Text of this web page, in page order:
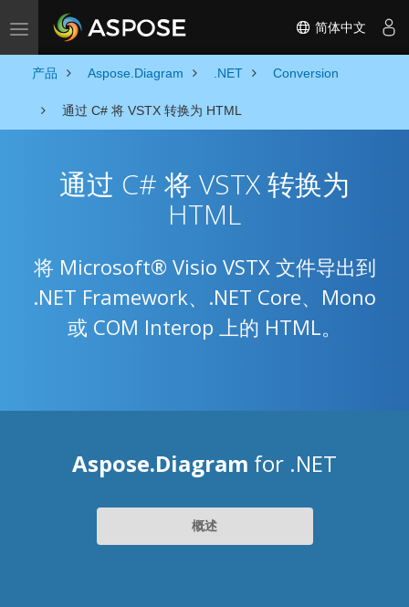
Toggle navigation 简体中文
产品 Aspose.Diagram .NET Conversion
通过 C# 将 VSTX 转换为 HTML
通过 C# 将 VSTX 转换为
HTML
将 Microsoft® Visio VSTX 文件导出到
.NET Framework、.NET Core、Mono
或 COM Interop 上的 HTML。
Aspose.Diagram for .NET
概述